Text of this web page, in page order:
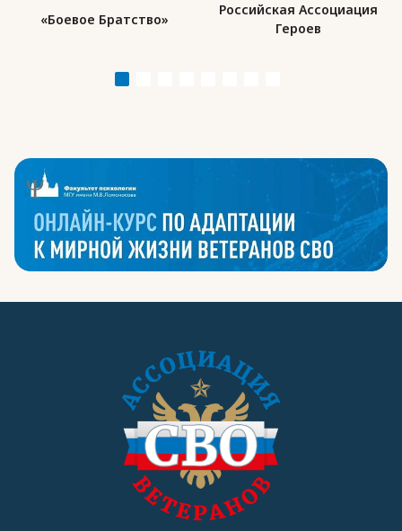
«Боевое Братство»
Российская Ассоциация
Героев